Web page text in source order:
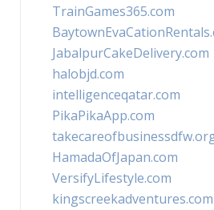
TrainGames365.com
JabalpurCakeDelivery.com
halobjd.com
intelligenceqatar.com
PikaPikaApp.com
HamadaOfJapan.com
VersifyLifestyle.com
kingscreekadventures.com